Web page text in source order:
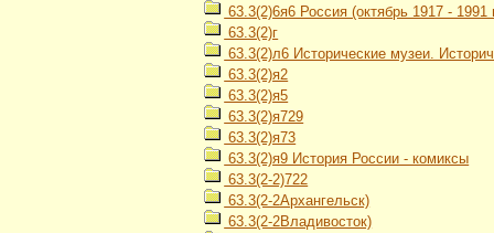
63.3(2)6я6 Россия (октябрь 1917 -
63.3(2)г
63.3(2)л6 Исторические музеи.
63.3(2)я2
63.3(2)я5
63.3(2)я729
63.3(2)я73
63.3(2)я9 История России - комиксы
63.3(2-2)722
63.3(2-2Архангельск)
63.3(2-2Владивосток)